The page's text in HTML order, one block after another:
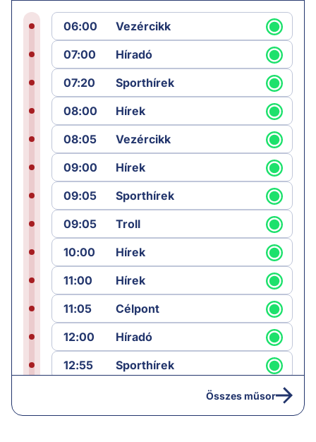
06:00
Vezércikk
07:00
Híradó
07:20
Sporthírek
08:00
Hírek
08:05
Vezércikk
09:00
Hírek
09:05
Sporthírek
09:05
Troll
10:00
Hírek
11:00
Hírek
11:05
Célpont
12:00
Híradó
12:55
Sporthírek
Összes műsor